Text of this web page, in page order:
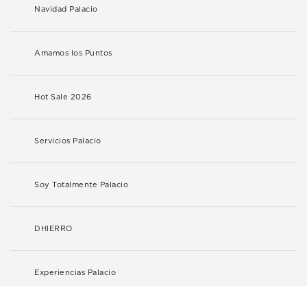
Navidad Palacio
Amamos los Puntos
Hot Sale 2026
Servicios Palacio
Soy Totalmente Palacio
DHIERRO
Experiencias Palacio